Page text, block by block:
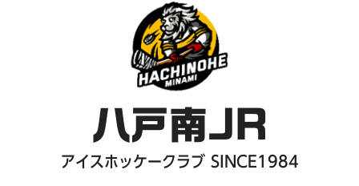
八戸南JR
アイスホッケークラブ SINCE1984